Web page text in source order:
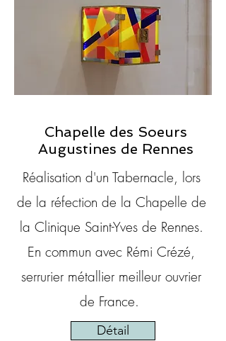
Chapelle des Soeurs
Augustines de Rennes
Réalisation d'un Tabernacle, lors
de la réfection de la Chapelle de
la Clinique Saint-Yves de Rennes.
En commun avec Rémi Crézé,
serrurier métallier meilleur ouvrier
de France.
Détail